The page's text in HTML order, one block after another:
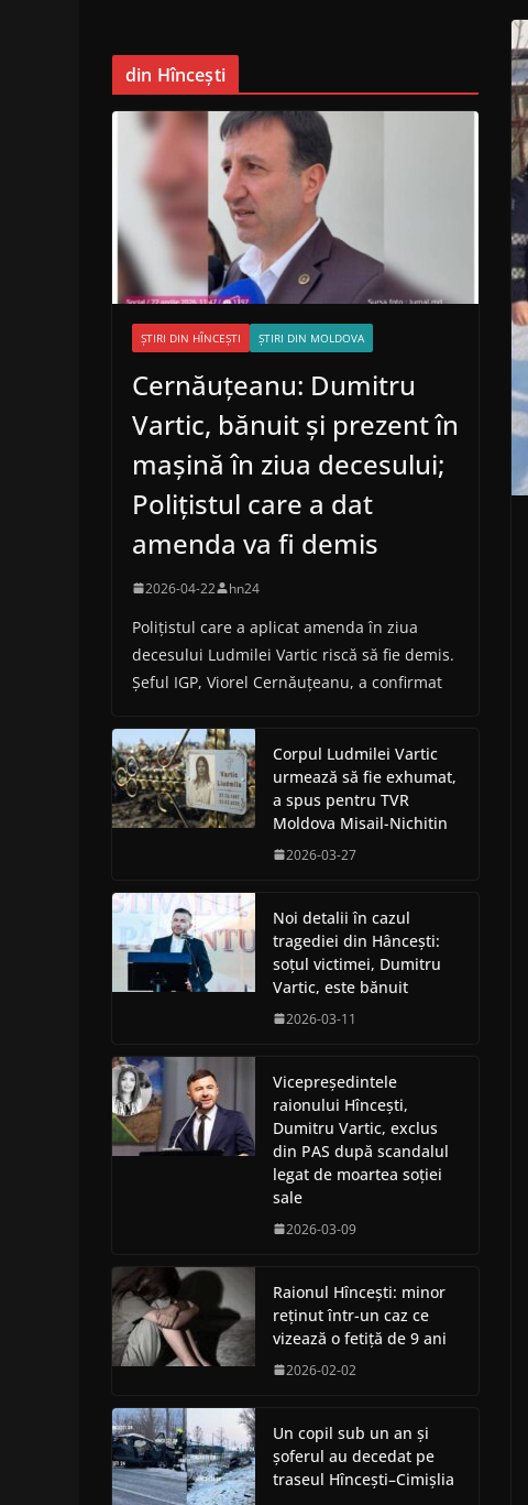
din Hîncești
ȘTIRI DIN HÎNCEȘTI ȘTIRI DIN MOLDOVA
Cernăuțeanu: Dumitru
Vartic, bănuit și prezent în
mașină în ziua decesului;
Polițistul care a dat
amenda va fi demis
2026-04-22 hn24
Polițistul care a aplicat amenda în ziua
decesului Ludmilei Vartic riscă să fie demis.
Șeful IGP, Viorel Cernăuțeanu, a confirmat
Corpul Ludmilei Vartic
urmează să fie exhumat,
a spus pentru TVR
Moldova Misail-Nichitin
2026-03-27
Noi detalii în cazul
tragediei din Hâncești:
soțul victimei, Dumitru
Vartic, este bănuit
2026-03-11
Vicepreședintele
raionului Hîncești,
Dumitru Vartic, exclus
din PAS după scandalul
legat de moartea soției
sale
2026-03-09
Raionul Hîncești: minor
reținut într-un caz ce
vizează o fetiță de 9 ani
2026-02-02
Un copil sub un an și
șoferul au decedat pe
traseul Hîncești–Cimișlia